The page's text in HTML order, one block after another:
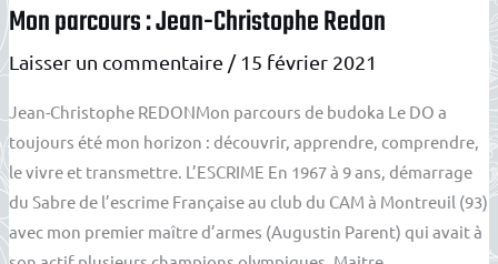
Mon parcours : Jean-Christophe Redon
Laisser un commentaire /15 février 2021
Jean-Christophe REDONMon parcours de budoka Le DO a
toujours été mon horizon : découvrir, apprendre, comprendre,
le vivre et transmettre. L’ESCRIME En 1967 à 9 ans, démarrage
du Sabre de l’escrime Française au club du CAM à Montreuil (93)
avec mon premier maître d’armes (Augustin Parent) qui avait à